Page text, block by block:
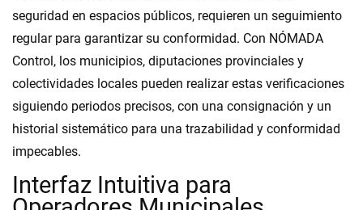
seguridad en espacios públicos, requieren un seguimiento
regular para garantizar su conformidad. Con NÓMADA
Control, los municipios, diputaciones provinciales y
colectividades locales pueden realizar estas verificaciones
siguiendo periodos precisos, con una consignación y un
historial sistemático para una trazabilidad y conformidad
impecables.
Interfaz Intuitiva para